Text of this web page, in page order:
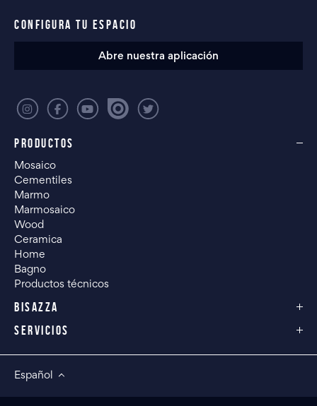
PRODUCTOS
Mosaico
Cementiles
Marmo
Marmosaico
Wood
Ceramica
Home
Bagno
Productos técnicos
BISAZZA
SERVICIOS
CONFIGURA TU ESPACIO
Abre nuestra aplicación
Español